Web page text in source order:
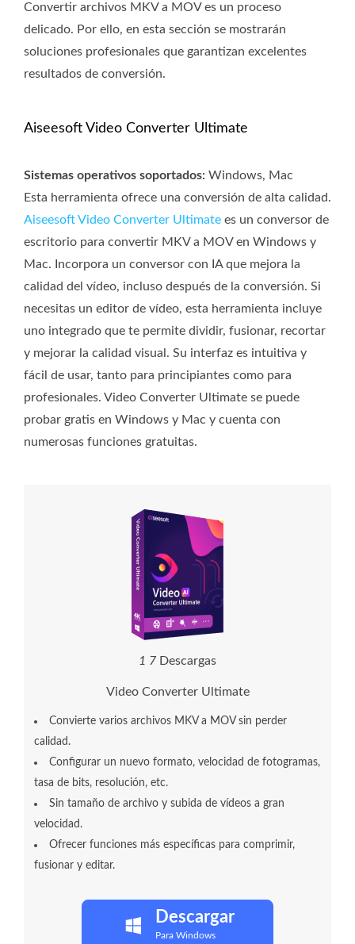
Convertir archivos MKV a MOV es un proceso
delicado. Por ello, en esta sección se mostrarán
soluciones profesionales que garantizan excelentes
resultados de conversión.
Aiseesoft Video Converter Ultimate
Sistemas operativos soportados: Windows, Mac
Esta herramienta ofrece una conversión de alta calidad.
Aiseesoft Video Converter Ultimate es un conversor de
escritorio para convertir MKV a MOV en Windows y
Mac. Incorpora un conversor con IA que mejora la
calidad del vídeo, incluso después de la conversión. Si
necesitas un editor de vídeo, esta herramienta incluye
uno integrado que te permite dividir, fusionar, recortar
y mejorar la calidad visual. Su interfaz es intuitiva y
fácil de usar, tanto para principiantes como para
profesionales. Video Converter Ultimate se puede
probar gratis en Windows y Mac y cuenta con
numerosas funciones gratuitas.
1 7 Descargas
Video Converter Ultimate
Convierte varios archivos MKV a MOV sin perder
calidad.
Configurar un nuevo formato, velocidad de fotogramas,
tasa de bits, resolución, etc.
Sin tamaño de archivo y subida de vídeos a gran
velocidad.
Ofrecer funciones más específicas para comprimir,
fusionar y editar.
Descargar
Para Windows